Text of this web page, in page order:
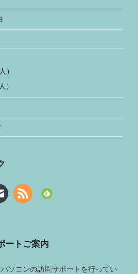
）
）
ートご案内
ソコンの訪問サポートを行ってい